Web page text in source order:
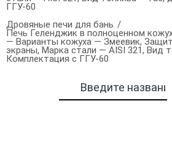
ГГУ-60
Дровяные печи для бань
Печь Геленджик в полноценном
— Варианты кожуха — Змеевик,
экраны, Марка стали — AISI 321, Вид
Комплектация с ГГУ-60